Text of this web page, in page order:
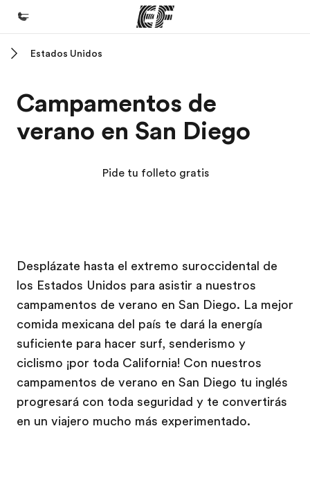
Programas
Ver todo lo que hacemos
Trabajos
Únete al equipo
Estados Unidos
Campamentos de
verano en San Diego
Pide tu folleto gratis
Desplázate hasta el extremo suroccidental de
los Estados Unidos para asistir a nuestros
campamentos de verano en San Diego. La mejor
comida mexicana del país te dará la energía
suficiente para hacer surf, senderismo y
ciclismo ¡por toda California! Con nuestros
campamentos de verano en San Diego tu inglés
progresará con toda seguridad y te convertirás
en un viajero mucho más experimentado.